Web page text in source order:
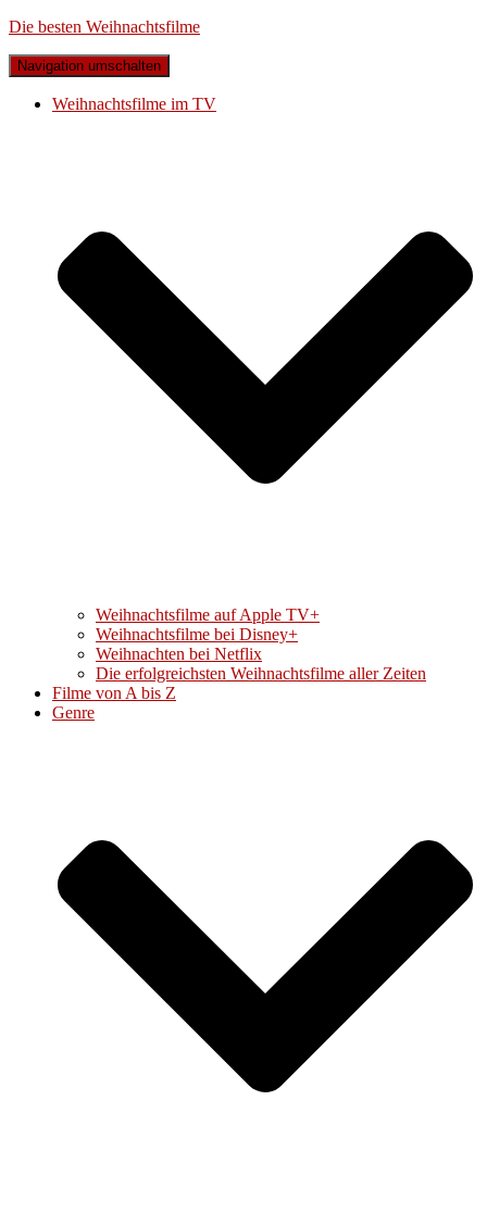
Die besten Weihnachtsfilme
Navigation umschalten
Weihnachtsfilme im TV
Weihnachtsfilme auf Apple TV+
Weihnachtsfilme bei Disney+
Weihnachten bei Netflix
Die erfolgreichsten Weihnachtsfilme aller Zeiten
Filme von A bis Z
Genre